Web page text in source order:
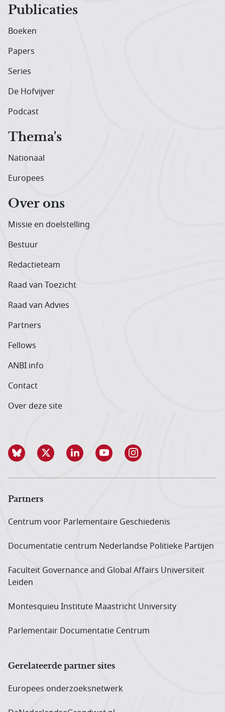
Publicaties
Boeken
Papers
Series
De Hofvijver
Podcast
Thema's
Nationaal
Europees
Over ons
Missie en doelstelling
Bestuur
Redactieteam
Raad van Toezicht
Raad van Advies
Partners
Fellows
ANBI info
Contact
Over deze site
Partners
Centrum voor Parlementaire Geschiedenis
Documentatie centrum Neder­landse Politieke Partijen
Faculteit Governance and Global Affairs Universiteit
Leiden
Montesquieu Institute Maastricht University
Parlementair Documentatie Centrum
Gerelateerde partner sites
Europees onderzoeks­netwerk